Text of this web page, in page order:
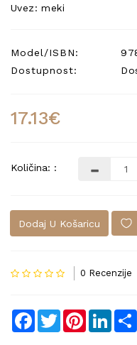
Uvez: meki
Model/ISBN:
Dostupnost:
17.13€
Količina: :
Dodaj U Košaricu
0 Recenzije
Facebook
TwitterPinterest